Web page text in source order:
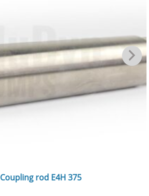
Coupling rod E4H 375